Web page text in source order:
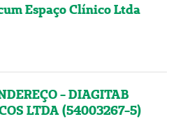
Espaço Clínico Ltda
- DIAGITAB
LTDA (54003267-5)